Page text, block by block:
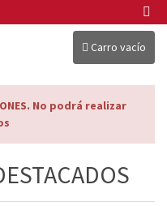
Carro vacío
No podrá realizar